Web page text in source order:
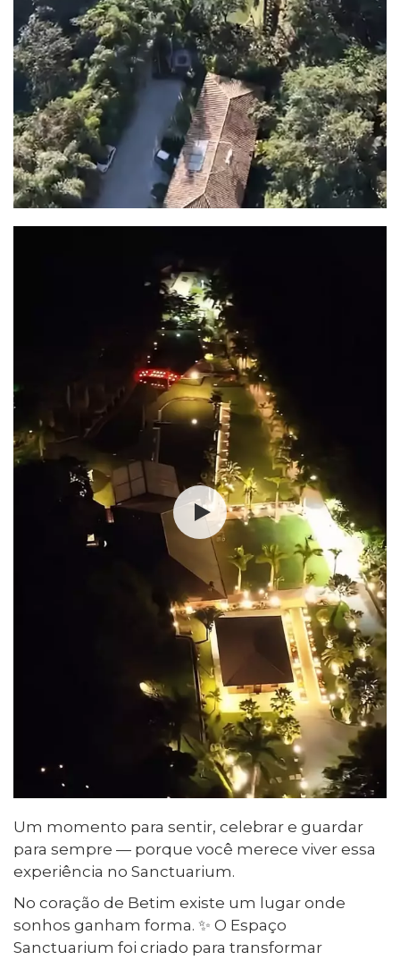
Um momento para sentir, celebrar e guardar
para sempre — porque você merece viver essa
experiência no Sanctuarium.
No coração de Betim existe um lugar onde
sonhos ganham forma. ✨ O Espaço
Sanctuarium foi criado para transformar